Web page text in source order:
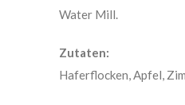
Water Mill.
Zutaten:
Haferflocken, Apfel,